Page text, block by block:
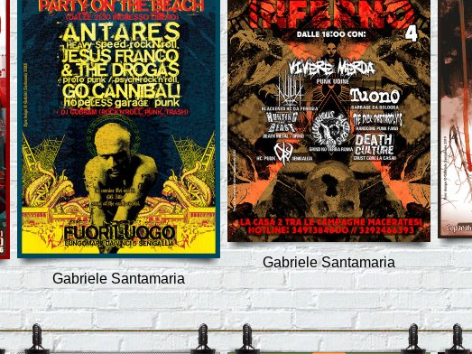
Gabriele Santamaria
Gabriele Santamaria